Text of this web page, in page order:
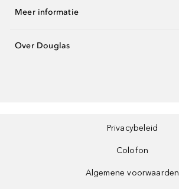
Meer informatie
Over Douglas
Privacybeleid
Colofon
Algemene voorwaarden